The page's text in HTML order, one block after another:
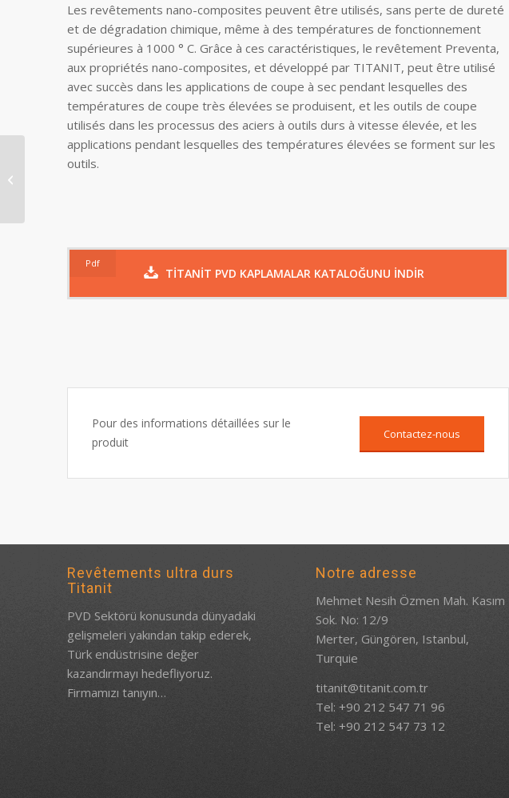
Les revêtements nano-composites peuvent être utilisés, sans perte de dureté
et de dégradation chimique, même à des températures de fonctionnement
supérieures à 1000 ° C. Grâce à ces caractéristiques, le revêtement Preventa,
aux propriétés nano-composites, et développé par TITANIT, peut être utilisé
avec succès dans les applications de coupe à sec pendant lesquelles des
températures de coupe très élevées se produisent, et les outils de coupe
utilisés dans les processus des aciers à outils durs à vitesse élevée, et les
applications pendant lesquelles des températures élevées se forment sur les
outils.
Pdf
TİTANİT PVD KAPLAMALAR KATALOĞUNU İNDİR
Pour des informations détaillées sur le
produit
Contactez-nous
Revêtements ultra durs
Titanit
PVD Sektörü konusunda dünyadaki
gelişmeleri yakından takip ederek,
Türk endüstrisine değer
kazandırmayı hedefliyoruz.
Firmamızı tanıyın…
Notre adresse
Mehmet Nesih Özmen Mah. Kasım
Sok. No: 12/9
Merter, Güngören, Istanbul,
Turquie
titanit@titanit.com.tr
Tel: +90 212 547 71 96
Tel: +90 212 547 73 12